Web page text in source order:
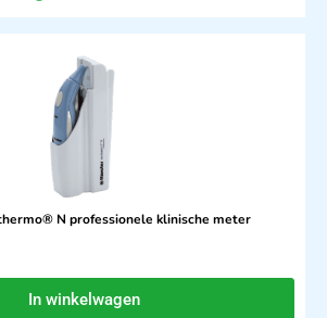
N professionele klinische meter
In winkelwagen